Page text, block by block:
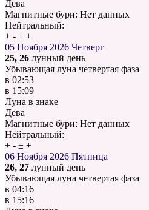
Дева
Магнитные бури: Нет данных
Нейтральный:
+ - ± +
05 Ноября 2026 Четверг
25, 26 лунный день
Убывающая луна четвертая фаза
в 02:53
в 15:09
Луна в знаке
Дева
Магнитные бури: Нет данных
Нейтральный:
+ - ± +
06 Ноября 2026 Пятница
26, 27 лунный день
Убывающая луна четвертая фаза
в 04:16
в 15:16